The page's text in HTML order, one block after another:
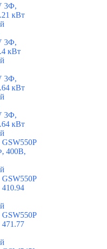
3Ф,
кВт
3Ф,
кВт
3Ф,
кВт
3Ф,
кВт
GSW550P
400В,
GSW550P
GSW550P